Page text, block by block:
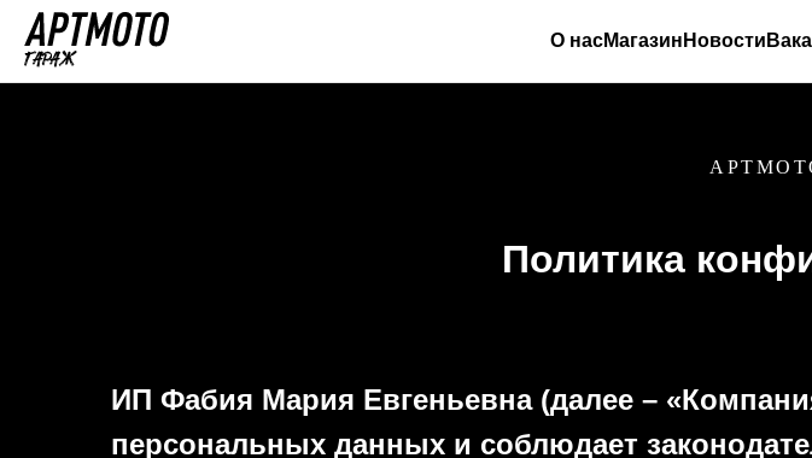
О насМагазин Новости
Политика
ИП Фабия Мария Евгеньевна(далее –
персональных данных и соблюдает